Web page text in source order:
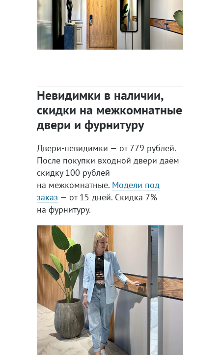
Невидимки в наличии,
скидки на межкомнатные
двери и фурнитуру
Двери-невидимки — от 779 рублей.
После покупки входной двери даём
скидку 100 рублей
на межкомнатные. Модели под
заказ — от 15 дней. Скидка 7%
на фурнитуру.